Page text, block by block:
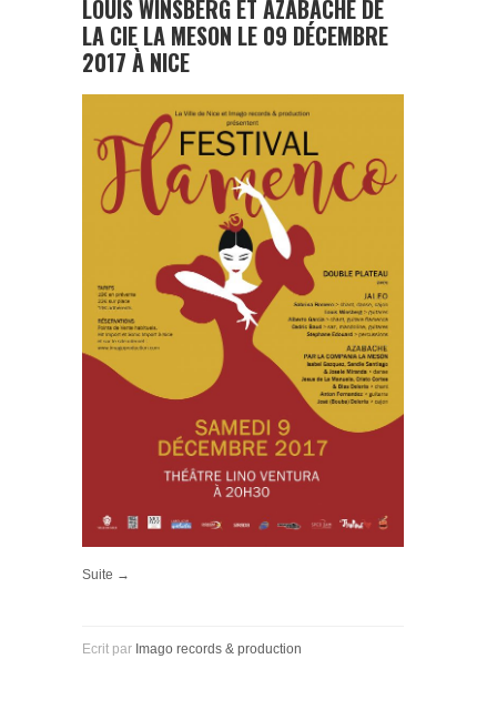
LOUIS WINSBERG ET AZABACHE DE
LA CIE LA MESON LE 09 DÉCEMBRE
2017 À NICE
Suite →
Ecrit par Imago records & production